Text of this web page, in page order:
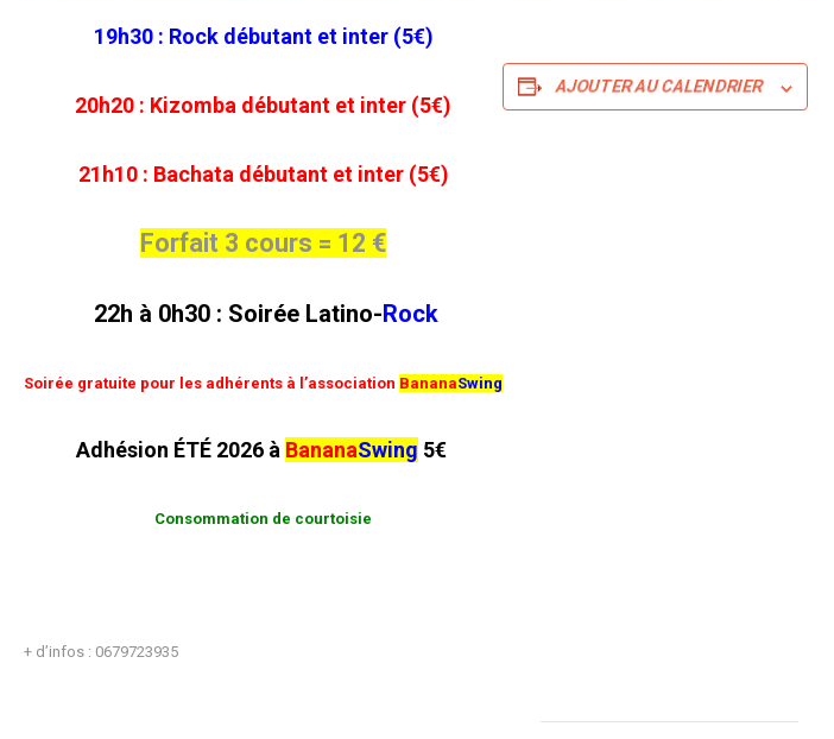
19h30 : Rock débutant et inter (5€)
20h20 : Kizomba débutant et inter (5€)
21h10 : Bachata débutant et inter (5€)
Forfait 3 cours = 12 €
22h à 0h30 : Soirée Latino-Rock
Soirée gratuite pour les adhérents à l’association BananaSwing
Adhésion ÉTÉ 2026 à BananaSwing 5€
Consommation de courtoisie
+ d’infos : 0679723935
AJOUTER AU CALENDRIER